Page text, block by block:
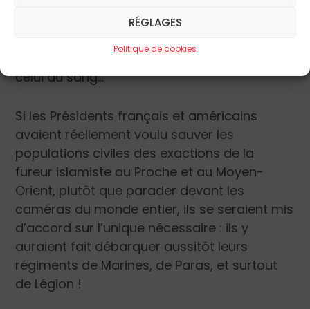
RÉGLAGES
Politique de cookies
incapable de localiser les états-majors du
ou vingt ans, et au prix le plus fort, qui est
celui du sang…
Si les Présidents français et américains
avaient réellement voulu sauver les
populations civiles des exactions de la
fureur islamiste au Proche et au Moyen-
Orient, plutôt que parader devant les
caméras du monde entier, ils se seraient mis
d’accord sur l’unique nécessaire : ils y
auraient fait débarquer aussitôt leurs
régiments de Marines, de Paras, et surtout
de Légion !